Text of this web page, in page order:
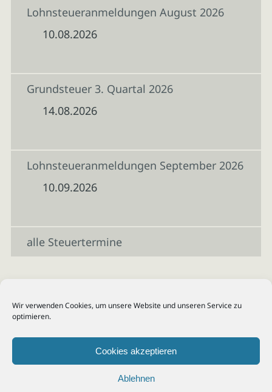
Wir verwenden Cookies, um unsere Website und unseren Service zu
optimieren.
Cookies akzeptieren
Ablehnen
Lohnsteueranmeldungen August 2026
10.08.2026
Grundsteuer 3. Quartal 2026
14.08.2026
Lohnsteueranmeldungen September 2026
10.09.2026
alle Steuertermine